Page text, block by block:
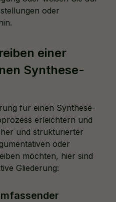
oder
einer
Synthese-
für einen Synthese-
erleichtern und
und strukturierter
oder
möchten, hier sind
Gliederung: